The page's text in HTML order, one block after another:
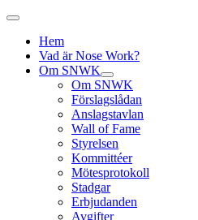
Hem
Vad är Nose Work?
Om SNWK
Om SNWK
Förslagslådan
Anslagstavlan
Wall of Fame
Styrelsen
Kommittéer
Mötesprotokoll
Stadgar
Erbjudanden
Avgifter